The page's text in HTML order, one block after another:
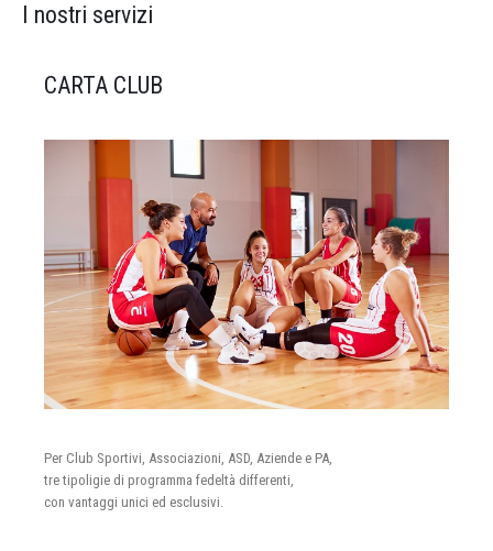
I nostri servizi
CARTA CLUB
Per Club Sportivi, Associazioni, ASD, Aziende e PA,
tre tipoligie di programma fedeltà differenti,
con vantaggi unici ed esclusivi.